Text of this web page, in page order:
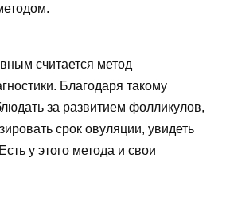
считается метод
Благодаря такому
за развитием фолликулов,
срок овуляции, увидеть
у этого метода и свои